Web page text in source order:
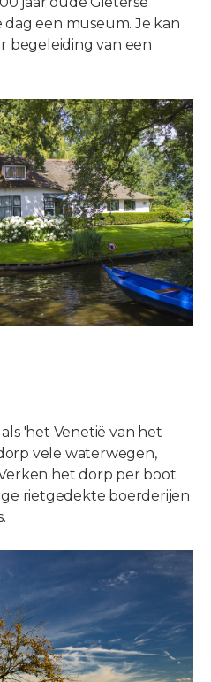
een museum. Je kan
begeleiding van een
'het Venetië van het
vele waterwegen,
het dorp per boot
rietgedekte boerderijen